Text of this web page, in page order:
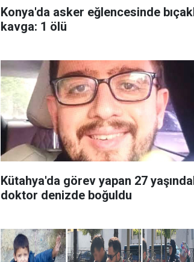
Konya'da asker eğlencesinde
kavga: 1 ölü
Kütahya'da görev yapan 27
doktor denizde boğuldu